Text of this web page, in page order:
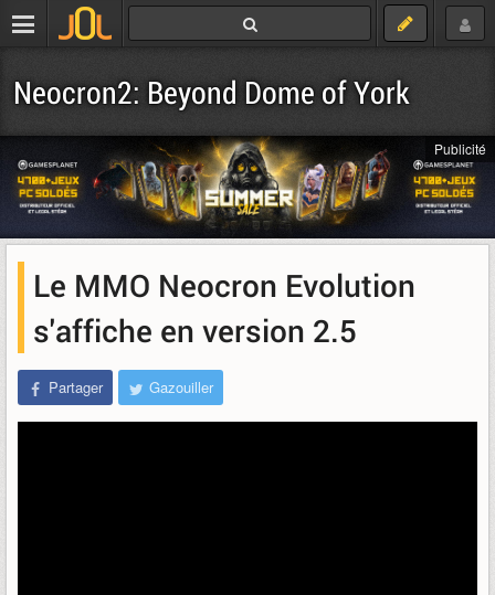
Neocron2: Beyond Dome of York
Publicité
Le MMO Neocron Evolution
s'affiche en version 2.5
Partager Gazouiller